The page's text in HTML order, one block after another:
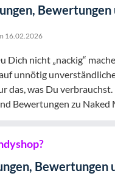
16.02.2026
Dich nicht „nackig“
unnötig
das, was Du
Bewertungen zu